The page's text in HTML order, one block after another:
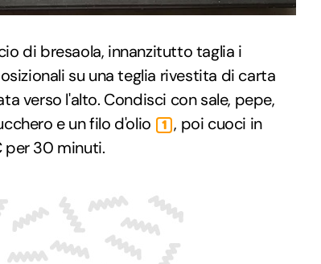
di bresaola, innanzitutto taglia i
su una teglia rivestita di carta
verso l'alto. Condisci con sale, pepe,
e un filo d'olio
1 , poi cuoci in
per 30 minuti.